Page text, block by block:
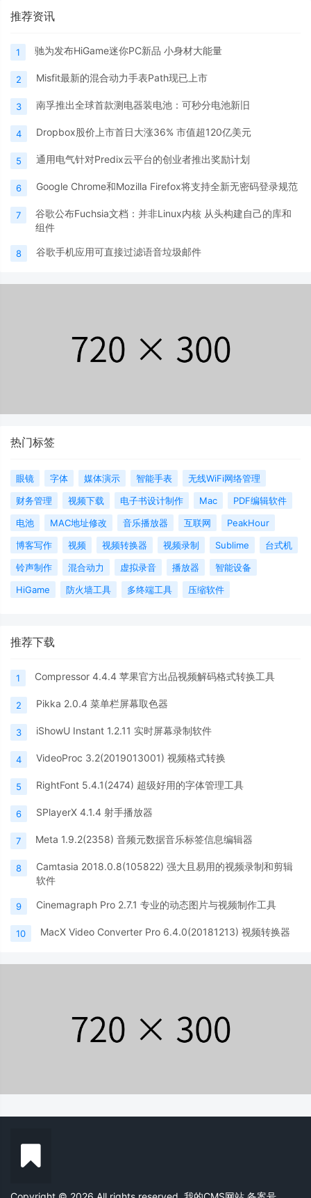
推荐资讯
1 驰为发布HiGame迷你PC新品 小身材大能量
2 Misfit最新的混合动力手表Path现已上市
3 南孚推出全球首款测电器装电池：可秒分电池新旧
4 Dropbox股价上市首日大涨36% 市值超120亿美元
5 通用电气针对Predix云平台的创业者推出奖励计划
6 Google Chrome和Mozilla Firefox将支持全新无密码登录规范
7
谷歌公布Fuchsia文档：并非Linux内核 从头构建自己的库和
组件
8 谷歌手机应用可直接过滤语音垃圾邮件
热门标签
眼镜 字体 媒体演示 智能手表
无线WiFi网络管理
财务管理
视频下载 电子书设计制作 Mac
PDF编辑软件
电池
MAC地址修改 音乐播放器 互联网
PeakHour
博客写作
视频 视频转换器 视频录制 Sublime
台式机
铃声制作
混合动力 虚拟录音 播放器
智能设备
HiGame
防火墙工具 多终端工具 压缩软件
推荐下载
1 Compressor 4.4.4 苹果官方出品视频解码格式转换工具
2 Pikka 2.0.4 菜单栏屏幕取色器
3 iShowU Instant 1.2.11 实时屏幕录制软件
4 VideoProc 3.2(2019013001) 视频格式转换
5 RightFont 5.4.1(2474) 超级好用的字体管理工具
6 SPlayerX 4.1.4 射手播放器
7 Meta 1.9.2(2358) 音频元数据音乐标签信息编辑器
8
Camtasia 2018.0.8(105822) 强大且易用的视频录制和剪辑
软件
9 Cinemagraph Pro 2.7.1 专业的动态图片与视频制作工具
10 MacX Video Converter Pro 6.4.0(20181213) 视频转换器